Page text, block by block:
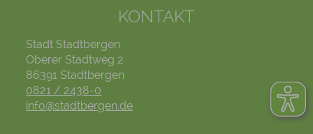
KONTAKT
Stadt Stadtbergen
Oberer Stadtweg 2
86391 Stadtbergen
0821 / 2438-0
info@stadtbergen.de